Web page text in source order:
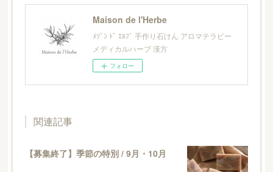
Maison de l'Herbe
ﾒｿﾞﾝ ﾄﾞ ｴﾙﾌﾞ 手作り石けん アロマテラピー
メディカルハーブ 漢方
フォロー
関連記事
【募集終了】季節の特別 / 9月・10月